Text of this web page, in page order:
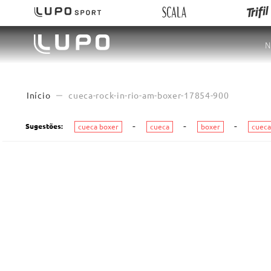
cueca-rock-in-rio-am-boxer-17854-900
Sugestões: cueca boxer cueca boxer